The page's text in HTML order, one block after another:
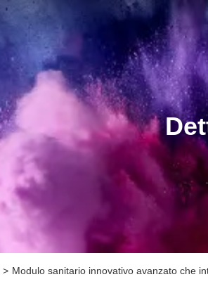
> Modulo sanitario innovativo avanzato che